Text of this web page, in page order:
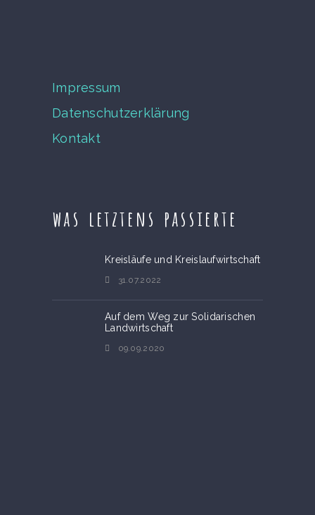
Impressum
Datenschutzerklärung
Kontakt
was letztens passierte
Kreisläufe und Kreislaufwirtschaft
31.07.2022
Auf dem Weg zur Solidarischen
Landwirtschaft
09.09.2020